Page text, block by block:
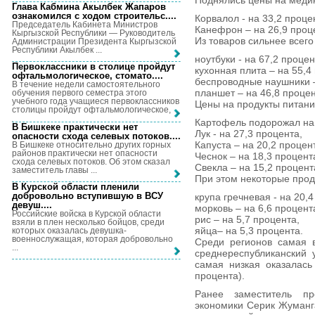
Корвалол - на 33,2
Канефрон – на 26,9
Из товаров сильнее
ноутбуки - на 67,2
кухонная плита – на 55,4
беспроводные наушники
планшет – на 46,8
Цены на продукты
Картофель подорожал
Лук - на 27,3 процента,
Капуста – на 20,2
Чеснок – на 18,3
Свекла – на 15,2
При этом некоторые
крупа гречневая - на
морковь – на 6,6
рис – на 5,7 процента,
яйца– на 5,3 процента.
Среди регионов самая
самая низкая
процента).
Ранее заместитель
экономики Серик
Глава Кабмина Акылбек Жапаров
ознакомился с ходом строительс....
Председатель Кабинета Министров
Кыргызской Республики — Руководитель
Администрации Президента Кыргызской
Республики Акылбек ...
Первоклассники в столице пройдут
офтальмологическое, стомато....
В течение недели самостоятельного
обучения первого семестра этого
учебного года учащиеся первоклассников
столицы пройдут офтальмологическое, ...
В Бишкеке практически нет
опасности схода селевых потоков....
В Бишкеке относительно других горных
районов практически нет опасности
схода селевых потоков. Об этом сказал
заместитель главы ...
В Курской области пленили
добровольно вступившую в ВСУ
девуш....
Российские войска в Курской области
взяли в плен несколько бойцов, среди
которых оказалась девушка-
военнослужащая, которая добровольно
...